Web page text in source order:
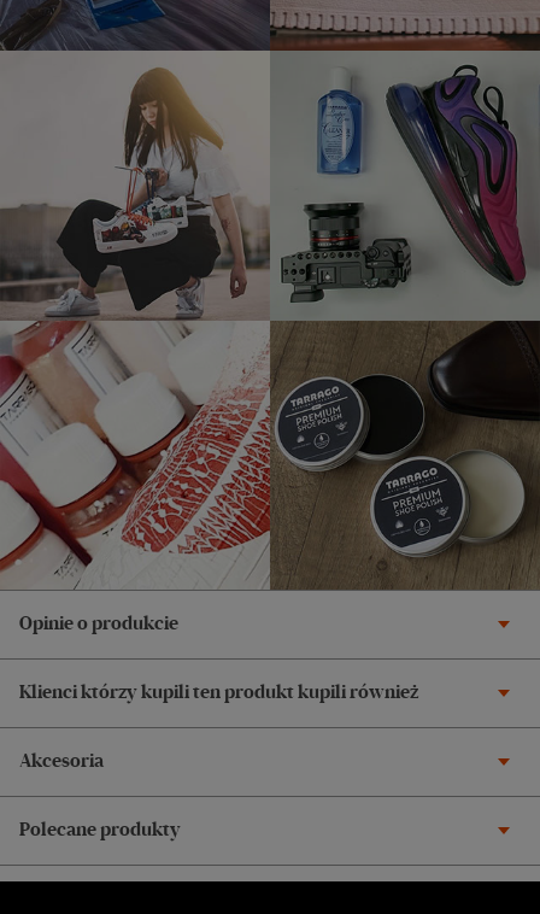
Opinie o produkcie
Klienci którzy kupili ten produkt kupili również
Akcesoria
Polecane produkty